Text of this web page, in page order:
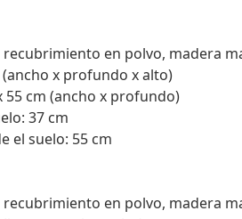
en polvo, madera
(ancho x profundo x alto)
55 cm (ancho x profundo)
37 cm
el suelo: 55 cm
en polvo, madera